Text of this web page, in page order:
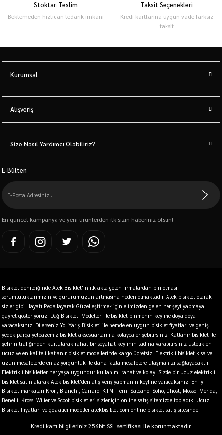
Stoktan Teslim
Beklemeden hızlıdan tedarik imkanı
Taksit Seçenekleri
Kredi kartlarına uygun vade farksız
taksit
Kurumsal
Alışveriş
Size Nasıl Yardımcı Olabiliriz?
E-Bülten
En güncel kampanya ve yeni ürünlerden ilk sizin haberiniz olsun!
Bisiklet denildiğinde Atek Bisiklet'in ilk akla gelen firmalardan biri olması
sorumluluklarımızın ve gururumuzun artmasına neden olmaktadır. Atek bisiklet olarak
sizler gibi Hayatı Pedallayarak Güzelleştirmek için elimizden gelen her şeyi yapmaya
gayret gösteriyoruz. Dağ Bisikleti Modelleri ile bisiklet binmenin keyfine doya doya
varacaksınız. Dilerseniz Yol Yarış Bisikleti ile hemde en uygun bisiklet fiyatları ve geniş
yedek parça yelpazemiz bisiklet aksesuarları na kolayca erişebilirsiniz. Katlanır bisiklet ile
şehrin trafiğinden kurtularak rahat bir seyahat keyfinin tadına varabilirsiniz üstelik en
ucuz ve en kaliteli katlanır bisiklet modellerinde kargo ücretsiz. Elektrikli bisiklet kısa ve
uzun mesafelerde en az yorgunluk ile daha fazla mesafelere ulaşmanızı sağlayacaktır.
Elektrikli bisikletler her yaşa uygundur kullanımı rahat ve kolay. Sizde bir ucuz elektrikli
bisiklet satın alarak Atek bisiklet'den alış veriş yapmanın keyfine varacaksınız. En iyi
Bisiklet markaları Kron, Bianchi, Carraro, KTM, Tern, Salcano, Soho, Ghost, Mosso, Merida,
Benelli, Kross, Wilier ve Scoot bisikletleri sizler için online satış sitemizde topladık. Ucuz
Bisiklet Fiyatları ve göz alıcı modeller atekbisiklet.com online bisiklet satış sitesinde.
Kredi kartı bilgileriniz 256bit SSL sertifikası ile korunmaktadır.